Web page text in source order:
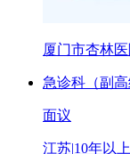
厦门市杏林
急诊科（副高
面议
江苏|10年以上